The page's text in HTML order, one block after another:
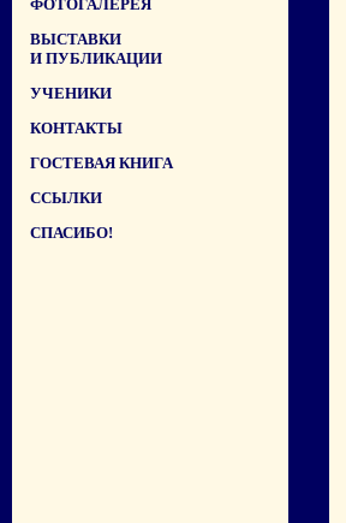
ФОТОГАЛЕРЕЯ
ВЫСТАВКИ
И ПУБЛИКАЦИИ
УЧЕНИКИ
КОНТАКТЫ
ГОСТЕВАЯ КНИГА
ССЫЛКИ
СПАСИБО!